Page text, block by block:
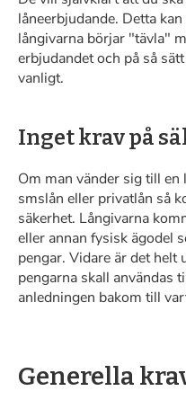
låneerbjudande. Detta
långivarna börjar "tävla"
erbjudandet och på så
vanligt.
Inget krav på
Om man vänder sig till
smslån eller privatlån så
säkerhet. Långivarna
eller annan fysisk ägodel
pengar. Vidare är det helt
pengarna skall användas
anledningen bakom till
Generella